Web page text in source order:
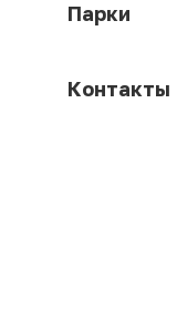
Парки
Контакты